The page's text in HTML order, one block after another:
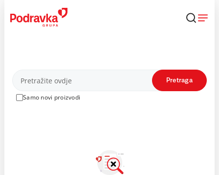
content
Proizvodi
Samo novi proizvodi
Pretraga